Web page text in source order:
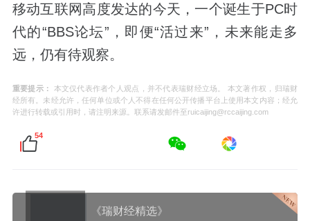
移动互联网高度发达的今天，一个诞生于PC时
代的“BBS论坛”，即便“活过来”，未来能走多
远，仍有待观察。
重要提示：
本文仅代表作者个人观点，并不代表瑞财经立场。 本文著作权，归瑞财
经所有。未经允许，任何单位或个人不得在任何公开传播平台上使用本文内容；经允
许进行转载或引用时，请注明来源。联系请发邮件至ruicaijing@rccaijing.com
54
《瑞财经精选》